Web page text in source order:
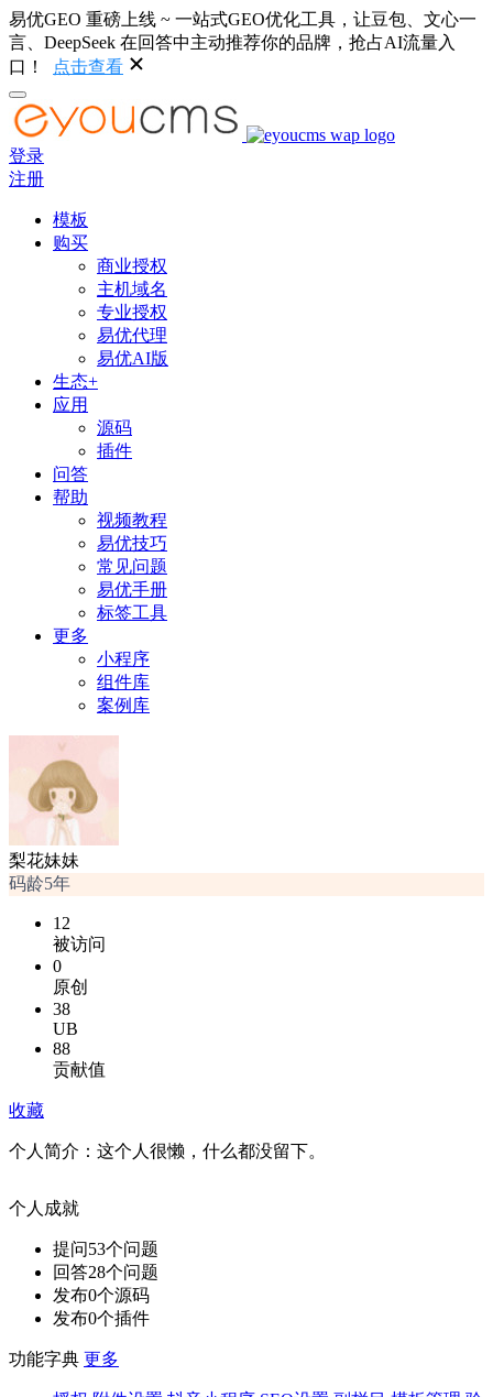
易优GEO 重磅上线 ~ 一站式GEO优化工具，让豆包、文心一
言、DeepSeek 在回答中主动推荐你的品牌，抢占AI流量入
口！
点击查看
登录
注册
模板
购买
商业授权
主机域名
专业授权
易优代理
易优AI版
生态+
应用
源码
插件
问答
帮助
视频教程
易优技巧
常见问题
易优手册
标签工具
更多
小程序
组件库
案例库
梨花妹妹
码龄5年
12
被访问
0
原创
38
UB
88
贡献值
收藏
个人简介： 这个人很懒，什么都没留下。
个人成就
提问53个问题
回答28个问题
发布0个源码
发布0个插件
功能字典 更多